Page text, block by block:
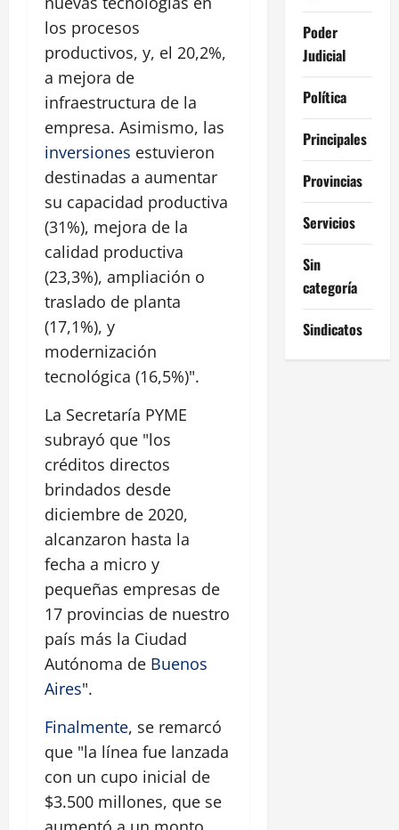
los procesos
productivos, y, el 20,2%,
a mejora de
infraestructura de la
empresa. Asimismo, las
inversiones estuvieron
destinadas a aumentar
su capacidad productiva
(31%), mejora de la
calidad productiva
(23,3%), ampliación o
traslado de planta
(17,1%), y
modernización
tecnológica (16,5%)".
La Secretaría PYME
subrayó que "los
créditos directos
brindados desde
diciembre de 2020,
alcanzaron hasta la
fecha a micro y
pequeñas empresas de
17 provincias de nuestro
país más la Ciudad
Autónoma de Buenos
Aires".
Finalmente, se remarcó
que "la línea fue lanzada
con un cupo inicial de
$3.500 millones, que se
Poder
Judicial
Política
Principales
Provincias
Servicios
Sin
categoría
Sindicatos